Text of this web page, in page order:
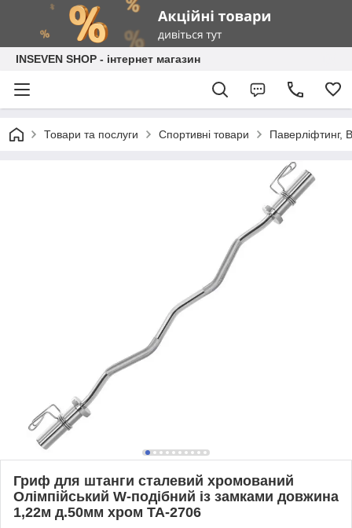
INSEVEN SHOP - інтернет магазин
Товари та послуги Спортивні товари Паверліфтинг,
Гриф для штанги сталевий хромований
Олімпійський W-подібний із замками довжина
1,22м д.50мм хром TA-2706